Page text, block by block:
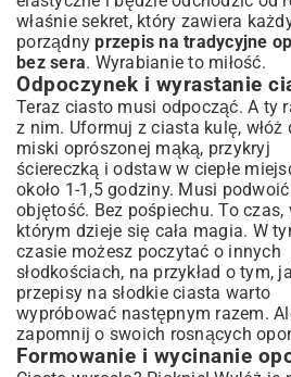
właśnie sekret, który zawiera
porządnyprzepis na tradycyjne
bez sera. Wyrabianie to miłość.
Odpoczynek i wyrastanie
Teraz ciasto musi odpocząć. A ty
z nim. Uformuj z ciasta kulę, włóż
miski oprószonej mąką, przykryj
ściereczką i odstaw w ciepłe
około 1-1,5 godziny. Musi
objętość. Bez pośpiechu. To czas,
którym dzieje się cała magia. W
czasie możesz poczytać o innych
słodkościach, na przykład o tym,
przepisy na słodkie ciasta warto
wypróbować następnym razem.
zapomnij o swoich rosnących
Formowanie i wycinanie